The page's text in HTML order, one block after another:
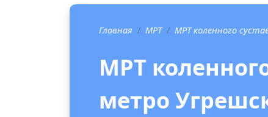
Главная МРТ МРТ коленного
МРТ
метро